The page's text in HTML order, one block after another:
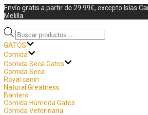
Envío gratis a partir de 29.99€, excepto Islas
Melilla.
GATOS
Comida
Comida Seca Gatos
Comida Seca
Royal canin
Natural Greatness
Banters
Comida Húmeda Gatos
Comida Veterinaria